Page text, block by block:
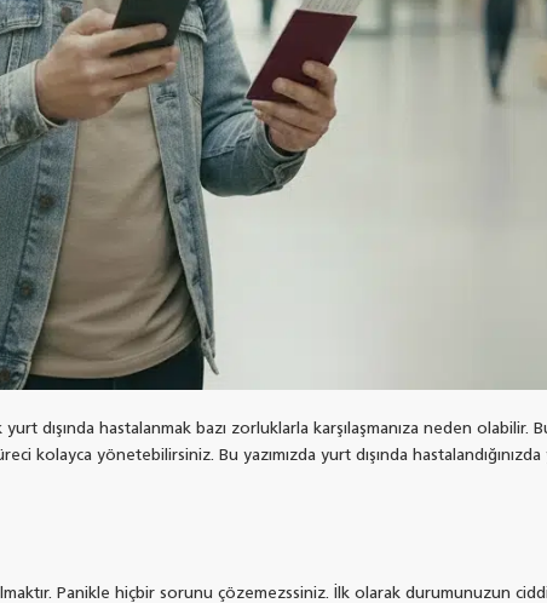
dışında hastalanmak bazı zorluklarla karşılaşmanıza neden olabilir.
kolayca yönetebilirsiniz. Bu yazımızda yurt dışında
Panikle hiçbir sorunu çözemezssiniz. İlk olarak durumunuzun